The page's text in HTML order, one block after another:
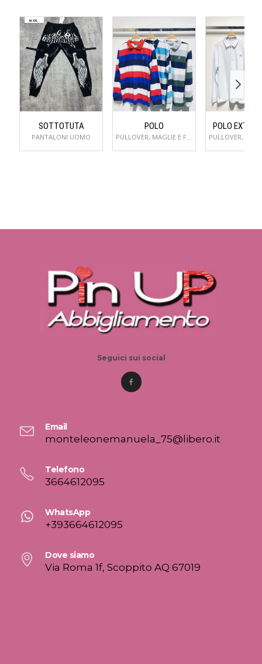
SOTTOTUTA
PANTALONI UOMO
POLO
PULLOVER, MAGLIE E FELPE UOMO
POLO
Seguici sui social
Email
monteleonemanuela_75@libero.it
Telefono
3664612095
WhatsApp
+393664612095
Dove siamo
Via Roma 1f, Scoppito AQ 67019